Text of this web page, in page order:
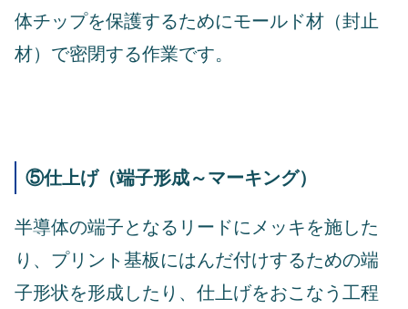
体チップを保護するためにモールド材（封止
材）で密閉する作業です。
⑤仕上げ（端子形成～マーキング）
半導体の端子となるリードにメッキを施した
り、プリント基板にはんだ付けするための端
子形状を形成したり、仕上げをおこなう工程